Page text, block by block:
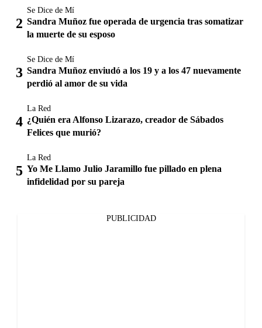
Se Dice de Mí
Sandra Muñoz fue operada de urgencia tras somatizar
la muerte de su esposo
Se Dice de Mí
Sandra Muñoz enviudó a los 19 y a los 47 nuevamente
perdió al amor de su vida
La Red
¿Quién era Alfonso Lizarazo, creador de Sábados
Felices que murió?
La Red
Yo Me Llamo Julio Jaramillo fue pillado en plena
infidelidad por su pareja
PUBLICIDAD